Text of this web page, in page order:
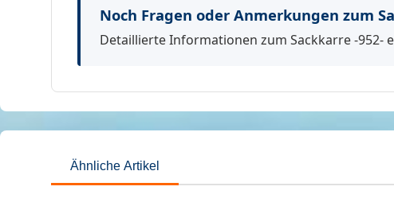
Noch Fragen oder Anmerkungen zum
Detaillierte Informationen zum Sackkarre -952-
Ähnliche Artikel